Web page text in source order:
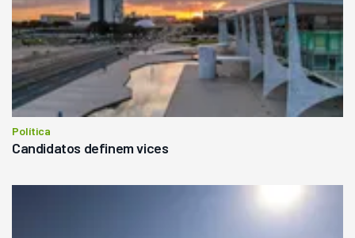
Política
Candidatos definem vices